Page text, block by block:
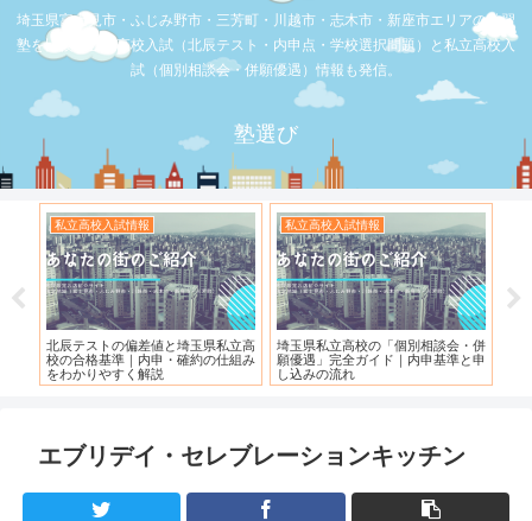
埼玉県富士見市・ふじみ野市・三芳町・川越市・志木市・新座市エリアの学習
塾を比較。公立高校入試（北辰テスト・内申点・学校選択問題）と私立高校入
試（個別相談会・併願優遇）情報も発信。
塾選び
立高校入試情報
県私立高校の「個別相談会・併
遇」完全ガイド｜内申基準と申
みの流れ
お店の覆面取材
【スシロー三芳店】リニューアルさ
れている！！！
お店の覆面取
【三芳】フー
エブリデイ・セレブレーションキッチン